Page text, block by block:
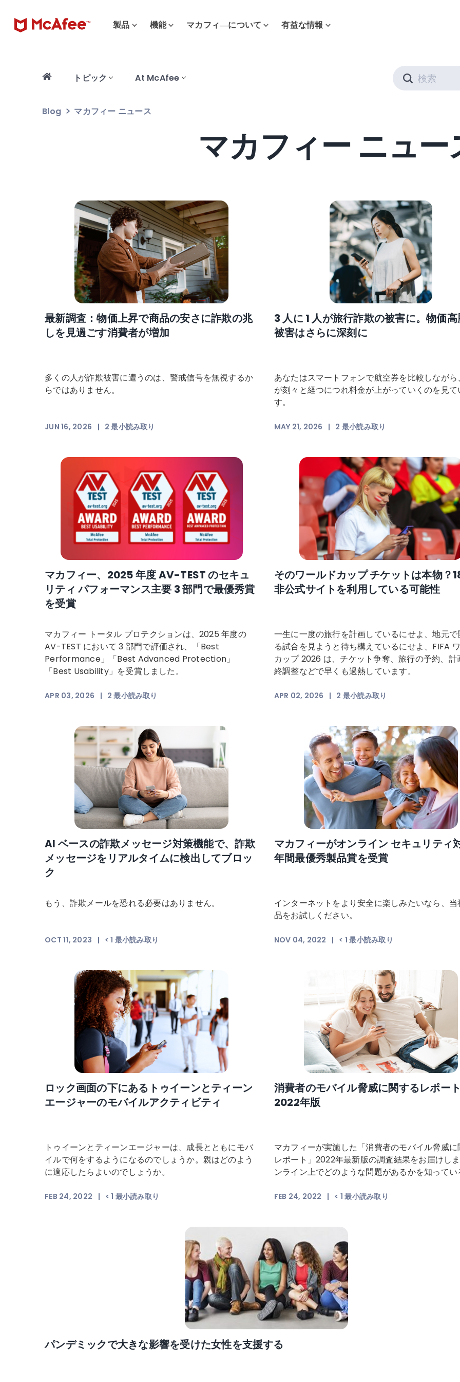
製品 機能 マカフィ―について 有益な情報
トピック At McAfee
Search
Blog マカフィー ニュース
マカフィー ニュー
最新調査：物価上昇で商品の安さに詐欺の兆
しを見過ごす消費者が増加
多くの人が詐欺被害に遭うのは、警戒信号を無視するか
らではありません。
JUN 16, 2026 | 2 最小読み取り
3 人に 1 人が旅行詐欺の被害に。物価
被害はさらに深刻に
あなたはスマートフォンで航空券を比較しながら
が刻々と経つにつれ料金が上がっていくのを見て
す。
MAY 21, 2026 | 2 最小読み取り
マカフィー、2025 年度 AV-TEST のセキュ
リティ パフォーマンス主要 3 部門で最優秀賞
を受賞
マカフィー トータル プロテクションは、2025 年度の
AV-TEST において 3 部門で評価され、「Best
Performance」「Best Advanced Protection」
「Best Usability」を受賞しました。
APR 03, 2026 | 2 最小読み取り
そのワールドカップ チケットは本物？
非公式サイトを利用している可能性
一生に一度の旅行を計画しているにせよ、地元で
る試合を見ようと待ち構えているにせよ、FIFA
カップ 2026 は、チケット争奪、旅行の予約、計
終調整などで早くも過熱しています。
APR 02, 2026 | 2 最小読み取り
AI ベースの詐欺メッセージ対策機能で、詐欺
メッセージをリアルタイムに検出してブロッ
ク
もう、詐欺メールを恐れる必要はありません。
OCT 11, 2023 | < 1 最小読み取り
マカフィーがオンライン セキュリティ
年間最優秀製品賞を受賞
インターネットをより安全に楽しみたいなら、当
品をお試しください。
NOV 04, 2022 | < 1 最小読み取り
ロック画面の下にあるトゥイーンとティーン
エージャーのモバイルアクティビティ
トゥイーンとティーンエージャーは、成長とともにモバ
イルで何をするようになるのでしょうか。親はどのよう
に適応したらよいのでしょうか。
FEB 24, 2022 | < 1 最小読み取り
消費者のモバイル脅威に関するレポート
2022年版
マカフィーが実施した「消費者のモバイル脅威に
レポート」2022年最新版の調査結果をお届けし
ンライン上でどのような問題があるかを知ってい
FEB 24, 2022 | < 1 最小読み取り
パンデミックで大きな影響を受けた女性を支援する